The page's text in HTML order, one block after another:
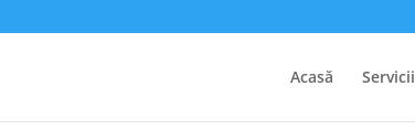
Acasă Servicii